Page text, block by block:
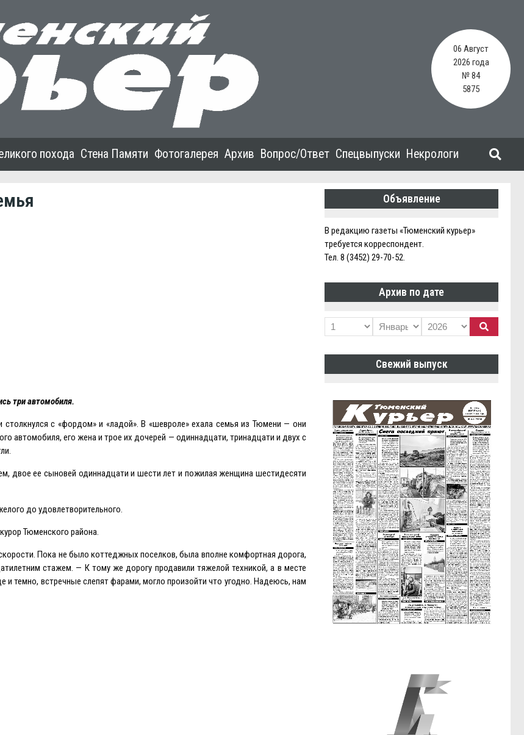
06 Август
2026 года
№ 84
5875
похода Стена Памяти Фотогалерея Архив Вопрос/Ответ Спецвыпуски Некрологи
три автомобиля.
с «фордом» и «ладой». В «шевроле» ехала семья из Тюмени — они
автомобиля, его жена и трое их дочерей — одиннадцати, тринадцати и двух с
двое ее сыновей одиннадцати и шести лет и пожилая женщина шестидесяти
до удовлетворительного.
Тюменского района.
Пока не было коттеджных поселков, была вполне комфортная дорога,
стажем. — К тому же дорогу продавили тяжелой техникой, а в месте
темно, встречные слепят фарами, могло произойти что угодно. Надеюсь, нам
Объявление
В редакцию газеты «Тюменский курьер»
требуется корреспондент.
Тел. 8 (3452) 29-70-52.
Архив по дате
Свежий выпуск